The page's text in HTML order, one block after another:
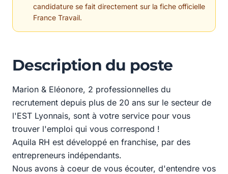
candidature se fait directement sur la fiche officielle
France Travail.
Description du poste
Marion & Eléonore, 2 professionnelles du
recrutement depuis plus de 20 ans sur le secteur de
l'EST Lyonnais, sont à votre service pour vous
trouver l'emploi qui vous correspond !
Aquila RH est développé en franchise, par des
entrepreneurs indépendants.
Nous avons à coeur de vous écouter, d'entendre vos